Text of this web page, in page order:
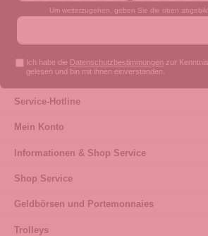
Um weiterzugehen, geben Sie die oben
Ich habe die Datenschutzbestimmungen zur
gelesen und bin mit ihnen einverstanden.
Service-Hotline
Mein Konto
Informationen & Shop Service
Shop Service
Geldbörsen und Portemonnaies
Trolleys